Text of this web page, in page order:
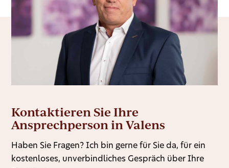
Kontaktieren Sie Ihre
Ansprechperson in Valens
Haben Sie Fragen? Ich bin gerne für Sie da, für ein
kostenloses, unverbindliches Gespräch über Ihre